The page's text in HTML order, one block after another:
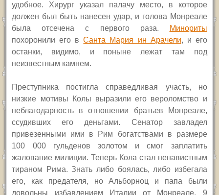
удобное. Хирург указал палачу место, в которое
должен был быть нанесен удар, и голова Монреале
была отсечена с первого раза.
Минориты
похоронили его вСанта Мария ин Арачели, и его
останки, видимо, и поныне лежат там под
неизвестным камнем.
Преступника постигла справедливая участь, но
низкие мотивы Колы выразили его вероломство и
неблагодарность в отношении братьев Монреале,
ссудивших его деньгами. Сенатор завладел
привезенными ими в Рим богатствами в размере
100 000 гульденов золотом и смог заплатить
жалование милиции. Теперь Кола стал ненавистным
тираном Рима. Знать либо боялась, либо избегала
его, как предателя, но Альборноц и папа были
довольны избавлением Италии от Монреале. 9